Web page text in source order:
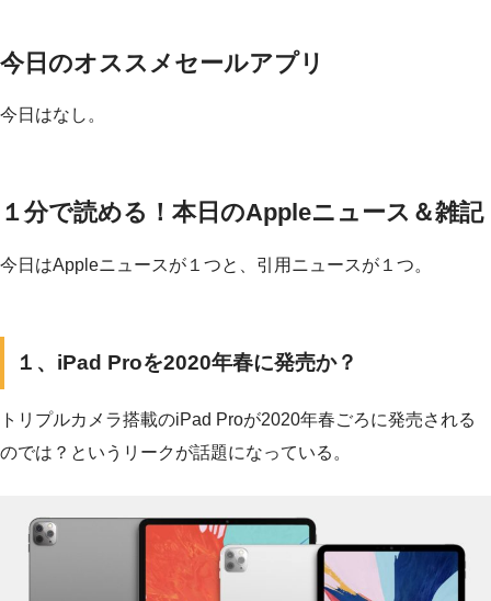
今日のオススメセールアプリ
今日はなし。
１分で読める！本日のAppleニュース＆雑記
今日はAppleニュースが１つと、引用ニュースが１つ。
１、iPad Proを2020年春に発売か？
トリプルカメラ搭載のiPad Proが2020年春ごろに発売される
のでは？というリークが話題になっている。